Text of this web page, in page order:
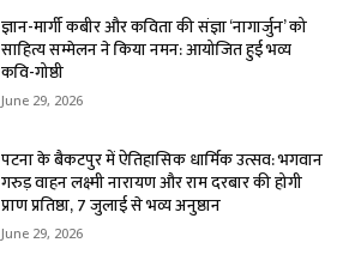
ज्ञान-मार्गी कबीर और कविता की संज्ञा ‘नागार्जुन’ को
साहित्य सम्मेलन ने किया नमन: आयोजित हुई भव्य
कवि-गोष्ठी
June 29, 2026
पटना के बैकटपुर में ऐतिहासिक धार्मिक उत्सव: भगवान
गरुड़ वाहन लक्ष्मी नारायण और राम दरबार की होगी
प्राण प्रतिष्ठा, 7 जुलाई से भव्य अनुष्ठान
June 29, 2026